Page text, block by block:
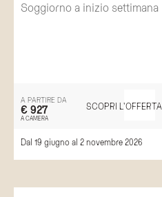
Soggiorno a inizio settimana
A PARTIRE DA
€ 927
A CAMERA
SCOPRI L'OFFERTA
Dal 19 giugno al 2 novembre 2026